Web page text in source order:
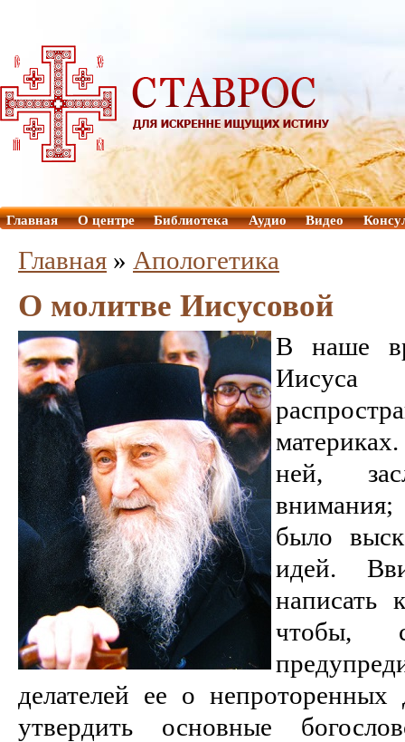
Главная О центре Библиотека Аудио Видео
Главная » Aпологетика
О молитве Иисусовой
В наше
Иисуса
ней,
было
идей.
написать
чтобы,
делателей ее о
утвердить основные